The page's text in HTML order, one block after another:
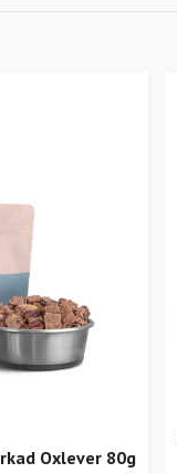
Oxlever 80g